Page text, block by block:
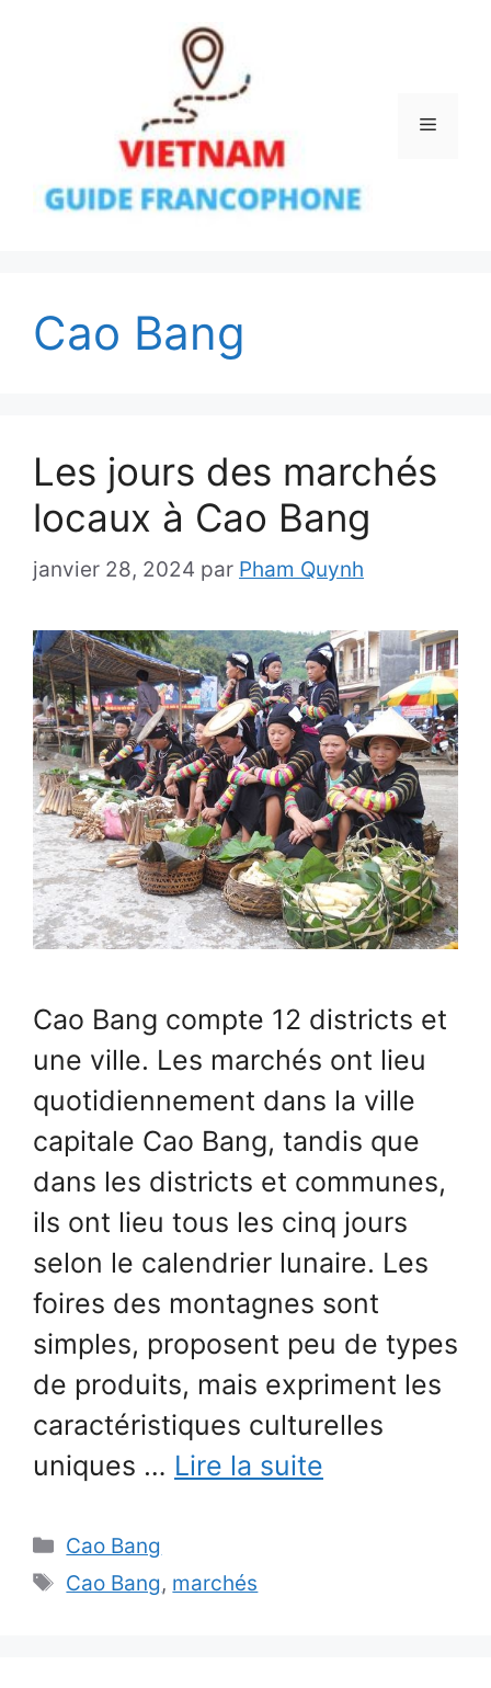
Menu
Cao Bang
Les jours des marchés
locaux à Cao Bang
janvier 28, 2024 par Pham Quynh
Cao Bang compte 12 districts et
une ville. Les marchés ont lieu
quotidiennement dans la ville
capitale Cao Bang, tandis que
dans les districts et communes,
ils ont lieu tous les cinq jours
selon le calendrier lunaire. Les
foires des montagnes sont
simples, proposent peu de types
de produits, mais expriment les
caractéristiques culturelles
uniques … Lire la suite
Catégories
Cao Bang
Étiquettes
Cao Bang, marchés